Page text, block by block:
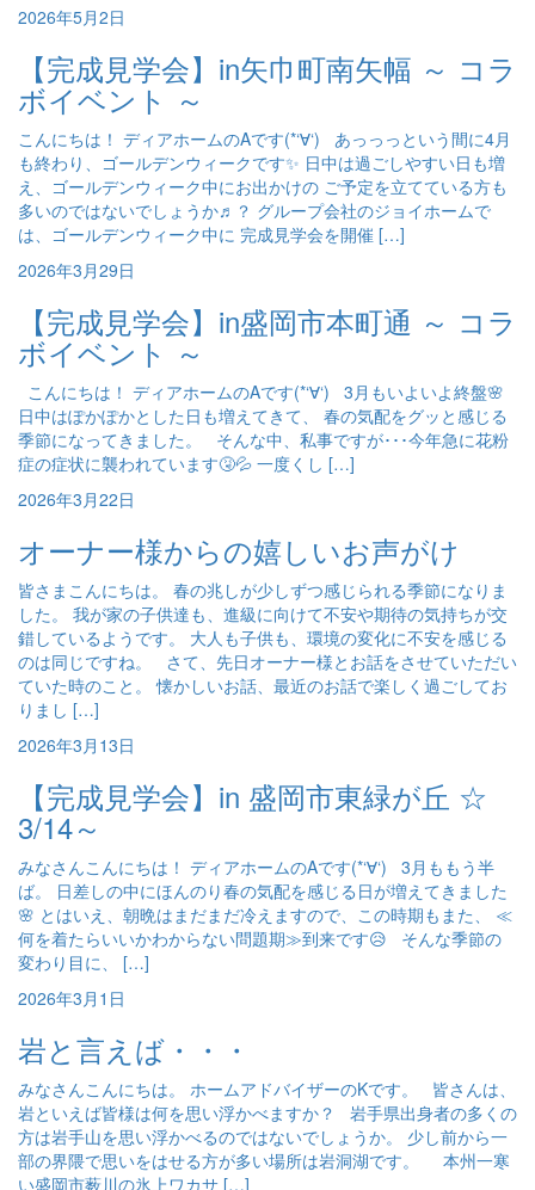
2026年5月2日
【完成見学会】in矢巾町南矢幅 ～ コラ
ボイベント ～
こんにちは！ ディアホームのAです(*‘∀‘) あっっっという間に4月
も終わり、ゴールデンウィークです✨ 日中は過ごしやすい日も増
え、ゴールデンウィーク中にお出かけの ご予定を立てている方も
多いのではないでしょうか♬？ グループ会社のジョイホームで
は、ゴールデンウィーク中に 完成見学会を開催 […]
2026年3月29日
【完成見学会】in盛岡市本町通 ～ コラ
ボイベント ～
こんにちは！ ディアホームのAです(*‘∀‘) 3月もいよいよ終盤🌸
日中はぽかぽかとした日も増えてきて、 春の気配をグッと感じる
季節になってきました。 そんな中、私事ですが･･･今年急に花粉
症の症状に襲われています🤧💦 一度くし […]
2026年3月22日
オーナー様からの嬉しいお声がけ
皆さまこんにちは。 春の兆しが少しずつ感じられる季節になりま
した。 我が家の子供達も、進級に向けて不安や期待の気持ちが交
錯しているようです。 大人も子供も、環境の変化に不安を感じる
のは同じですね。 さて、先日オーナー様とお話をさせていただい
ていた時のこと。 懐かしいお話、最近のお話で楽しく過ごしてお
りまし […]
2026年3月13日
【完成見学会】in 盛岡市東緑が丘 ☆
3/14～
みなさんこんにちは！ ディアホームのAです(*‘∀‘) 3月ももう半
ば。 日差しの中にほんのり春の気配を感じる日が増えてきました
🌸 とはいえ、朝晩はまだまだ冷えますので、この時期もまた、 ≪
何を着たらいいかわからない問題期≫到来です😥 そんな季節の
変わり目に、 […]
2026年3月1日
岩と言えば・・・
みなさんこんにちは。 ホームアドバイザーのKです。 皆さんは、
岩といえば皆様は何を思い浮かべますか？ 岩手県出身者の多くの
方は岩手山を思い浮かべるのではないでしょうか。 少し前から一
部の界隈で思いをはせる方が多い場所は岩洞湖です。 本州一寒
い盛岡市薮川の氷上ワカサ […]